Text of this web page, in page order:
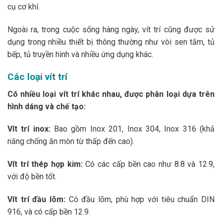
cụ cơ khí.
Ngoài ra, trong cuộc sống hàng ngày, vít trí cũng được sử
dụng trong nhiều thiết bị thông thường như vòi sen tắm, tủ
bếp, tủ truyền hình và nhiều ứng dụng khác.
Các loại vít trí
Có nhiều loại vít trí khác nhau, được phân loại dựa trên
hình dáng và chế tạo:
Vít trí inox: Bao gồm Inox 201, Inox 304, Inox 316 (khả
năng chống ăn mòn từ thấp đến cao).
Vít trí thép hợp kim: Có các cấp bền cao như 8.8 và 12.9,
với độ bền tốt.
Vít trí đầu lõm: Có đầu lõm, phù hợp với tiêu chuẩn DIN
916, và có cấp bền 12.9.